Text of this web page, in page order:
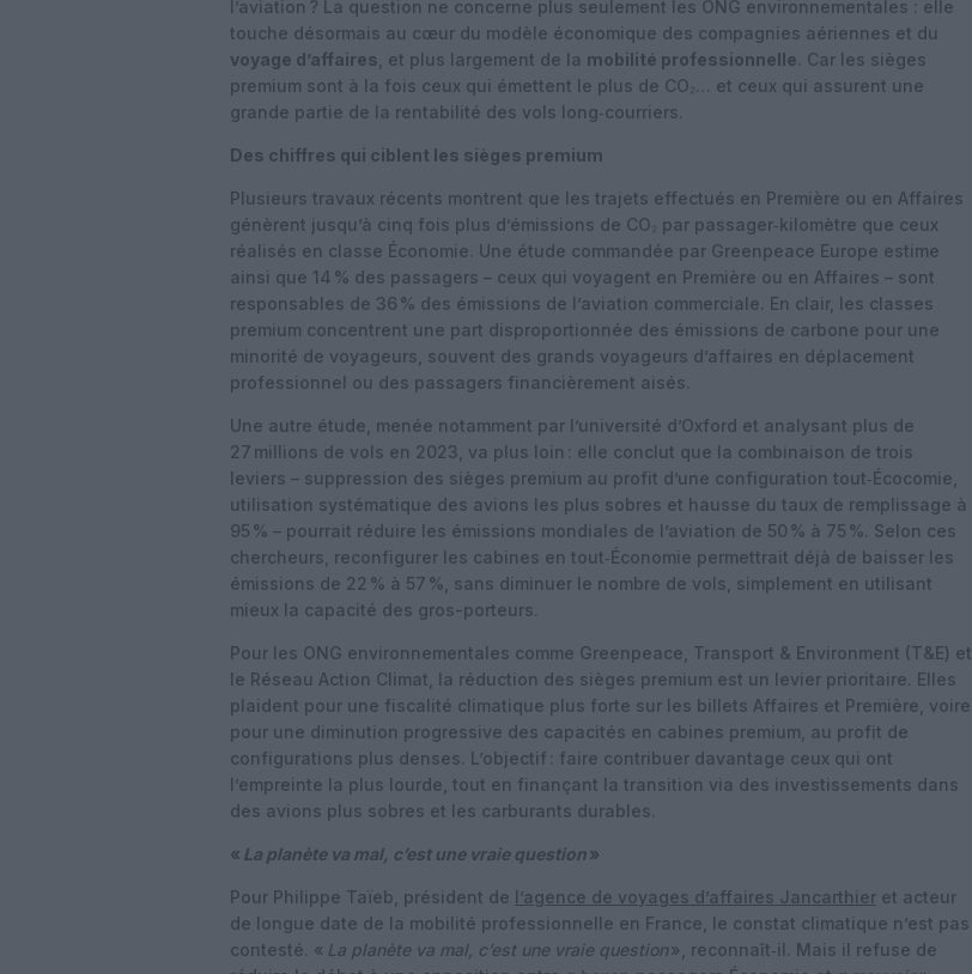
l’aviation ? La question ne concerne plus seulement les ONG environnementales : elle
touche désormais au cœur du modèle économique des compagnies aériennes et du
voyage d’affaires , et plus largement de la mobilité professionnelle. Car les sièges
premium sont à la fois ceux qui émettent le plus de CO₂… et ceux qui assurent une
grande partie de la rentabilité des vols long‑courriers.
Des chiffres qui ciblent les sièges premium
Plusieurs travaux récents montrent que les trajets effectués en Première ou en Affaires
génèrent jusqu’à cinq fois plus d’émissions de CO₂ par passager‑kilomètre que ceux
réalisés en classe Économie. Une étude commandée par Greenpeace Europe estime
ainsi que 14 % des passagers – ceux qui voyagent en Première ou en Affaires – sont
responsables de 36 % des émissions de l’aviation commerciale. En clair, les classes
premium concentrent une part disproportionnée des émissions de carbone pour une
minorité de voyageurs, souvent des grands voyageurs d’affaires en déplacement
professionnel ou des passagers financièrement aisés.
Une autre étude, menée notamment par l’université d’Oxford et analysant plus de
27 millions de vols en 2023, va plus loin : elle conclut que la combinaison de trois
leviers – suppression des sièges premium au profit d’une configuration tout‑Écocomie,
utilisation systématique des avions les plus sobres et hausse du taux de remplissage à
95 % – pourrait réduire les émissions mondiales de l’aviation de 50 % à 75 %. Selon ces
chercheurs, reconfigurer les cabines en tout‑Économie permettrait déjà de baisser les
émissions de 22 % à 57 %, sans diminuer le nombre de vols, simplement en utilisant
mieux la capacité des gros-porteurs.
Pour les ONG environnementales comme Greenpeace, Transport & Environment (T&E) et
le Réseau Action Climat, la réduction des sièges premium est un levier prioritaire. Elles
plaident pour une fiscalité climatique plus forte sur les billets Affaires et Première, voire
pour une diminution progressive des capacités en cabines premium, au profit de
configurations plus denses. L’objectif : faire contribuer davantage ceux qui ont
l’empreinte la plus lourde, tout en finançant la transition via des investissements dans
des avions plus sobres et les carburants durables.
« La planète va mal, c’est une vraie question»
Pour Philippe Taïeb, président de l’agence de voyages d’affaires Jancarthier et acteur
de longue date de la mobilité professionnelle en France, le constat climatique n’est pas
contesté. « La planète va mal, c’est une vraie question», reconnaît‑il. Mais il refuse de